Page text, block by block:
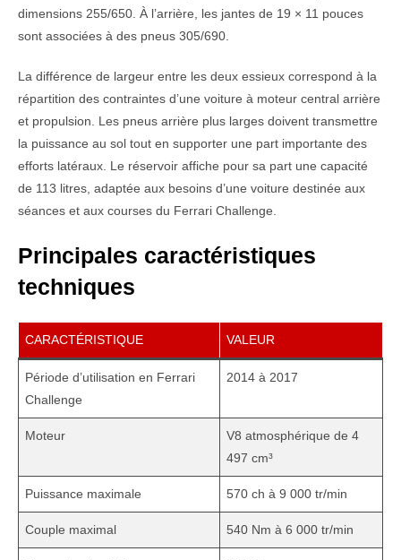
dimensions 255/650. À l’arrière, les jantes de 19 × 11 pouces
sont associées à des pneus 305/690.
La différence de largeur entre les deux essieux correspond à la
répartition des contraintes d’une voiture à moteur central arrière
et propulsion. Les pneus arrière plus larges doivent transmettre
la puissance au sol tout en supporter une part importante des
efforts latéraux. Le réservoir affiche pour sa part une capacité
de 113 litres, adaptée aux besoins d’une voiture destinée aux
séances et aux courses du Ferrari Challenge.
Principales caractéristiques
techniques
CARACTÉRISTIQUE VALEUR
Période d’utilisation en Ferrari
Challenge
2014 à 2017
Moteur
V8 atmosphérique de 4
497 cm³
Puissance maximale 570 ch à 9 000 tr/min
Couple maximal 540 Nm à 6 000 tr/min